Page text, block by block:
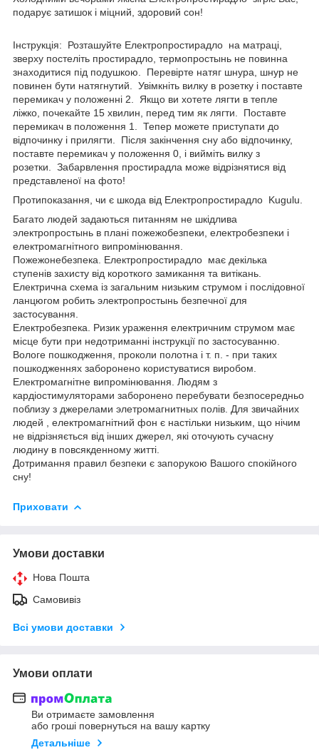
подарує затишок і міцний, здоровий сон!
Інструкція: Розташуйте Електропростирадло на матраці,
зверху постеліть простирадло, термопростынь не повинна
знаходитися під подушкою. Перевірте натяг шнура, шнур не
повинен бути натягнутий. Увімкніть вилку в розетку і поставте
перемикач у положенні 2. Якщо ви хотете лягти в тепле
ліжко, почекайте 15 хвилин, перед тим як лягти. Поставте
перемикач в положення 1. Тепер можете приступати до
відпочинку і прилягти. Після закінчення сну або відпочинку,
поставте перемикач у положення 0, і вийміть вилку з
розетки. Забарвлення простирадла може відрізнятися від
представленої на фото!
Протипоказання, чи є шкода від Електропростирадло Kugulu.
Багато людей задаються питанням не шкідлива
электропростынь в плані пожежобезпеки, електробезпеки і
електромагнітного випромінювання.
Пожежонебезпека. Електропростирадло має декілька
ступенів захисту від короткого замикання та витікань.
Електрична схема із загальним низьким струмом і послідовної
ланцюгом робить электропростынь безпечної для
застосування.
Електробезпека. Ризик ураження електричним струмом має
місце бути при недотриманні інструкції по застосуванню.
Вологе пошкодження, проколи полотна і т. п. - при таких
пошкодженнях заборонено користуватися виробом.
Електромагнітне випромінювання. Людям з
кардіостимуляторами заборонено перебувати безпосередньо
поблизу з джерелами элетромагнитных полів. Для звичайних
людей , електромагнітний фон є настільки низьким, що нічим
не відрізняється від інших джерел, які оточують сучасну
людину в повсякденному житті.
Дотримання правил безпеки є запорукою Вашого спокійного
сну!
Приховати
Умови доставки
Нова Пошта
Самовивіз
Всі умови доставки
Умови оплати
Ви отримаєте замовлення
або гроші повернуться на вашу картку
Детальніше